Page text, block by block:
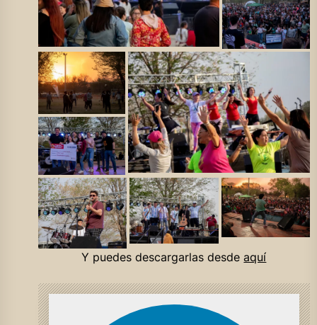
Y puedes descargarlas desdeaquí